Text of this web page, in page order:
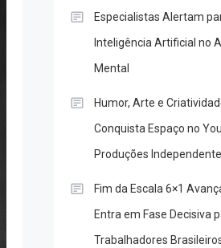
Especialistas Alertam
Inteligência Artificial no
Mental
Humor, Arte e
Conquista Espaço no
Produções
Fim da Escala 6×1
Entra em Fase Decisiva
Trabalhadores